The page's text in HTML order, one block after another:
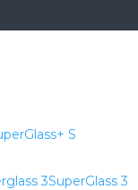
S
SuperGlass 3